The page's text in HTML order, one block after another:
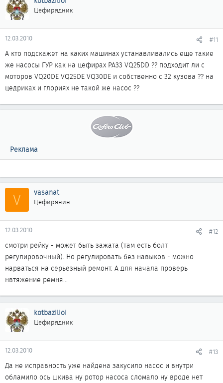
Цефирядник
12.03.2010 #11
А кто подскажет на каких машинах устанавливались еще такие
же насосы ГУР как на цефирах PA33 VQ25DD ?? подходит ли с
моторов VQ20DE VQ25DE VQ30DE и собственно с 32 кузова ?? на
цедриках и глориях не такой же насос ??
Реклама
V vasanat
Цефирянин
12.03.2010 #12
смотри рейку - может быть зажата (там есть болт
регулировочный). Но регулировать без навыков - можно
нарваться на серьезный ремонт. А для начала проверь
нвтяжение ремня...
kotbazilioi
Цефирядник
12.03.2010 #13
Да не исправность уже найдена закусило насос и внутри
обламило ось шкива ну ротор насоса сломало ну вроде нет